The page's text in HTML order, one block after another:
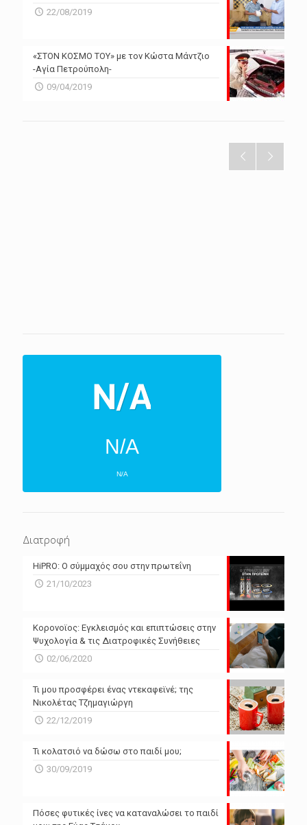
22/08/2019
«ΣΤΟΝ ΚΟΣΜΟ ΤΟΥ» με τον Κώστα Μάντζιο
-Αγία Πετρούπολη-
09/04/2019
N/A
N/A
N/A
Powered by Forecast.io
Διατροφή
HiPRO: Ο σύμμαχός σου στην πρωτεΐνη
21/10/2023
Κορονοϊος: Εγκλεισμός και επιπτώσεις στην
Ψυχολογία & τις Διατροφικές Συνήθειες
02/06/2020
Τι μου προσφέρει ένας ντεκαφεϊνέ; της
Νικολέτας Τζημαγιώργη
22/12/2019
Τι κολατσιό να δώσω στο παιδί μου;
30/09/2019
Πόσες φυτικές ίνες να καταναλώσει το παιδί